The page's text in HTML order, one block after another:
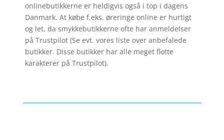
onlinebutikkerne er heldigvis også i top i dagens
Danmark. At købe f.eks. øreringe online er hurtigt
og let, da smykkebutikkerne ofte har anmeldelser
på Trustpilot (Se evt. vores liste over anbefalede
butikker. Disse butikker har alle meget flotte
karakterer på Trustpilot).